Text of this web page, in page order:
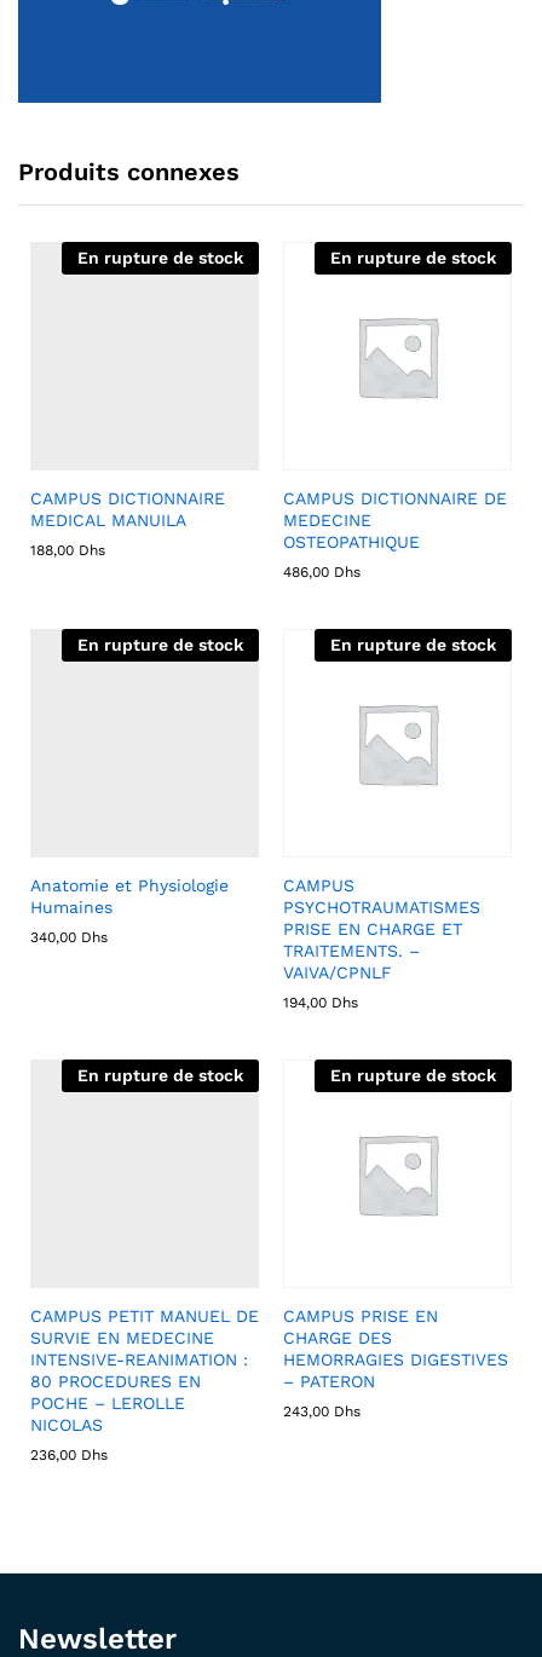
Produits connexes
En rupture de stock
CAMPUS DICTIONNAIRE
MEDICAL MANUILA
188,00 Dhs
En rupture de stock
CAMPUS DICTIONNAIRE DE
MEDECINE
OSTEOPATHIQUE
486,00 Dhs
En rupture de stock
Anatomie et Physiologie
Humaines
340,00 Dhs
En rupture de stock
CAMPUS
PSYCHOTRAUMATISMES
PRISE EN CHARGE ET
TRAITEMENTS. –
VAIVA/CPNLF
194,00 Dhs
En rupture de stock
CAMPUS PETIT MANUEL DE
SURVIE EN MEDECINE
INTENSIVE-REANIMATION :
80 PROCEDURES EN
POCHE – LEROLLE
NICOLAS
236,00 Dhs
En rupture de stock
CAMPUS PRISE EN
CHARGE DES
HEMORRAGIES DIGESTIVES
– PATERON
243,00 Dhs
Newsletter